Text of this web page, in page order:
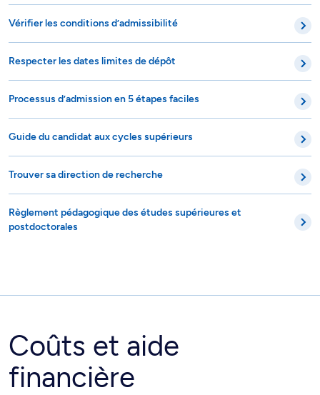
Vérifier les conditions d’admissibilité
Respecter les dates limites de dépôt
Processus d’admission en 5 étapes faciles
Guide du candidat aux cycles supérieurs
Trouver sa direction de recherche
Règlement pédagogique des études supérieures et
postdoctorales
Coûts et aide
financière